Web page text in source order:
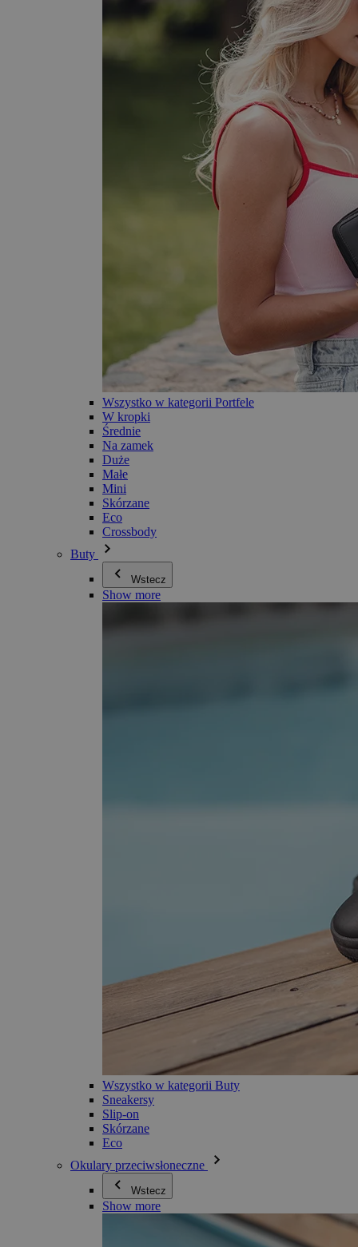
Wszystko w kategorii Portfele
W kropki
Średnie
Na zamek
Duże
Małe
Mini
Skórzane
Eco
Crossbody
Buty
Wstecz
Show more
Wszystko w kategorii Buty
Sneakersy
Slip-on
Skórzane
Eco
Okulary przeciwsłoneczne
Wstecz
Show more